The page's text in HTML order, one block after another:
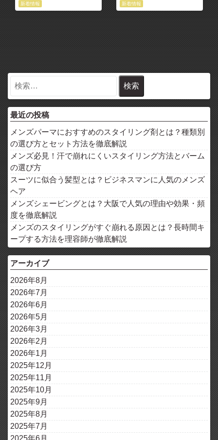
新着情報 新着情報
最近の投稿
メンズパーマにおすすめのスタイリング剤とは？種類別
の選び方とセット方法を徹底解説
メンズ必見！汗で崩れにくいスタイリング方法とバーム
の選び方
スーツに似合う髪型とは？ビジネスマンに人気のメンズ
ヘア
メンズシェービングとは？大阪で人気の理由や効果・頻
度を徹底解説
メンズのスタイリングがすぐ崩れる原因とは？長時間キ
ープする方法を理容師が徹底解説
アーカイブ
2026年8月
2026年7月
2026年6月
2026年5月
2026年3月
2026年2月
2026年1月
2025年12月
2025年11月
2025年10月
2025年9月
2025年8月
2025年7月
2025年6月